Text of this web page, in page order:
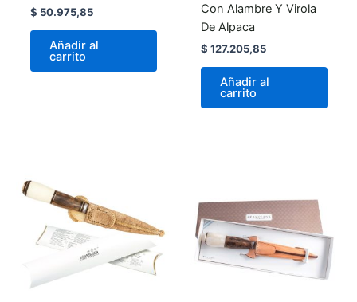
$ 50.975,85
Añadir al
carrito
Con Alambre Y Virola
De Alpaca
$ 127.205,85
Añadir al
carrito